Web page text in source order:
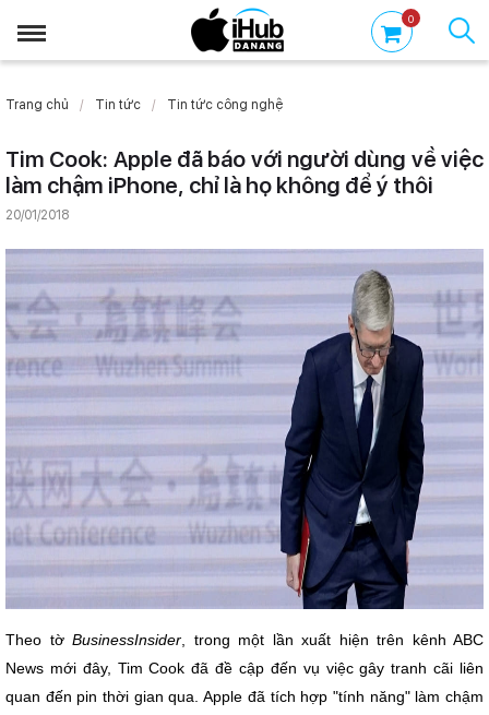
0
Trang chủ Tin tức Tin tức công nghệ
Tim Cook: Apple đã báo với người dùng về việc
làm chậm iPhone, chỉ là họ không để ý thôi
20/01/2018
Theo tờ BusinessInsider , trong một lần xuất hiện trên kênh ABC
News mới đây, Tim Cook đã đề cập đến vụ việc gây tranh cãi liên
quan đến pin thời gian qua. Apple đã tích hợp "tính năng" làm chậm